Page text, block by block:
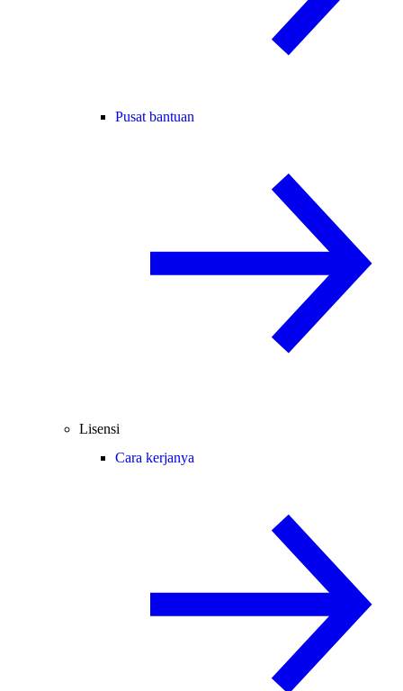
Pusat bantuan
Lisensi
Cara kerjanya